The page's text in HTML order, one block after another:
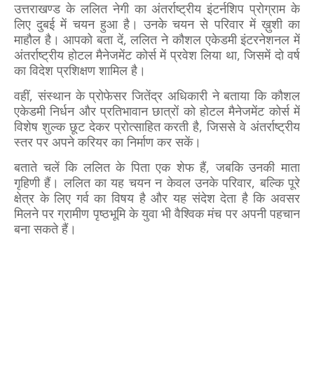
उत्तराखण्ड के ललित नेगी का अंतर्राष्ट्रीय इंटर्नशिप प्रोग्राम के
लिए दुबई में चयन हुआ है। उनके चयन से परिवार में ख़ुशी का
माहौल है। आपको बता दें, ललित ने कौशल एकेडमी इंटरनेशनल में
अंतर्राष्ट्रीय होटल मैनेजमेंट कोर्स में प्रवेश लिया था, जिसमें दो वर्ष
का विदेश प्रशिक्षण शामिल है।
वहीं, संस्थान के प्रोफेसर जितेंद्र अधिकारी ने बताया कि कौशल
एकेडमी निर्धन और प्रतिभावान छात्रों को होटल मैनेजमेंट कोर्स में
विशेष शुल्क छूट देकर प्रोत्साहित करती है, जिससे वे अंतर्राष्ट्रीय
स्तर पर अपने करियर का निर्माण कर सकें।
बताते चलें कि ललित के पिता एक शेफ हैं, जबकि उनकी माता
गृहिणी हैं। ललित का यह चयन न केवल उनके परिवार, बल्कि पूरे
क्षेत्र के लिए गर्व का विषय है और यह संदेश देता है कि अवसर
मिलने पर ग्रामीण पृष्ठभूमि के युवा भी वैश्विक मंच पर अपनी पहचान
बना सकते हैं।